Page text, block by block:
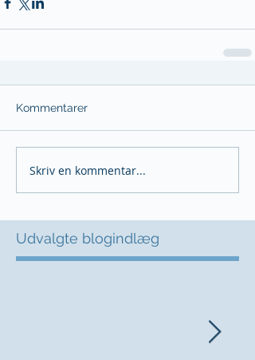
Kommentarer
Skriv en kommentar...
Udvalgte blogindlæg